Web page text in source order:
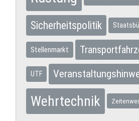
Sicherheitspolitik
Stellenmarkt
UTF
Wehrtechnik